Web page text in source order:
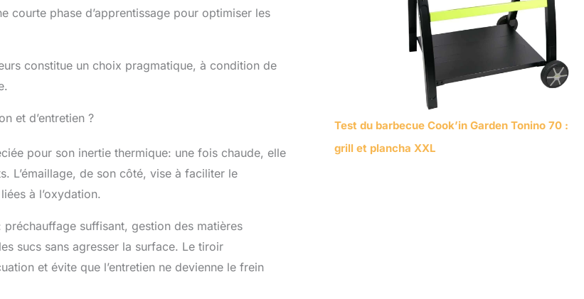
courte phase d’apprentissage pour optimiser les
constitue un choix pragmatique, à condition de
et d’entretien ?
pour son inertie thermique: une fois chaude, elle
L’émaillage, de son côté, vise à faciliter le
à l’oxydation.
suffisant, gestion des matières
sucs sans agresser la surface. Le tiroir
et évite que l’entretien ne devienne le frein
Test du barbecue Cook’in Garden Tonino 70 :
grill et plancha XXL